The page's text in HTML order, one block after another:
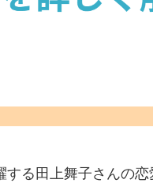
る田上舞子さんの